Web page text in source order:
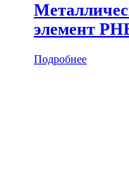
элемент
Подробнее